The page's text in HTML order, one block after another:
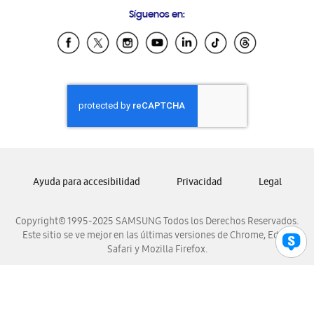
Samsung Ecuador
Samsung El Salvador
Samsung Honduras
Samsung Nicaragua
Samsung Panamá
Samsung Venezuela
Síguenos en:
Copyright© 1995-2025 SAMSUNG Todos los Derechos Reservados.
Este sitio se ve mejor en las últimas versiones de Chrome, Edge,
Safari y Mozilla Firefox.
Ayuda para accesibilidad Privacidad Legal